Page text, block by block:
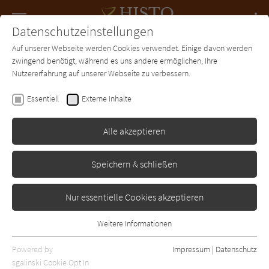
SUCHE Forum Charts Newsletter
Kerstin Groeper
Kranichfrau
Erschienen: Januar 2009
Datenschutzeinstellungen
Auf unserer Webseite werden Cookies verwendet. Einige davon werden
zwingend benötigt, während es uns andere ermöglichen, Ihre
Nutzererfahrung auf unserer Webseite zu verbessern.
Essentiell Externe Inhalte
Alle akzeptieren
Speichern & schließen
Nur essentielle Cookies akzeptieren
Essentielle Cookies werden für grundlegende Funktionen der
Webseite benötigt. Dadurch ist gewährleistet, dass die Webseite
Weitere Informationen
Powered by
sgalinski Cookie Opt In
Impressum | Datenschutz